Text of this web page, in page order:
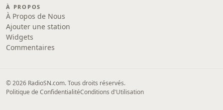
À PROPOS
À Propos de Nous
Ajouter une station
Widgets
Commentaires
© 2026 RadioSN.com. Tous droits réservés.
Politique de ConfidentialitéConditions d'Utilisation